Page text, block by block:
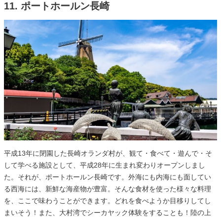
11. ポートホールン長崎
平成13年に閉園した長崎オランダ村が、観て・食べて・遊んで・そ
して学べる施設として、平成28年に生まれ変わりオープンしまし
た。それが、ポートホールン長崎です。外海にも内海にも面してい
る西海には、新鮮な海産物が豊富。そんな食材を使った様々な料理
を、ここで味わうことができます。どれを食べようか目移りしてし
まいそう！また、大村湾でシーカヤック体験をすることも！陸の上